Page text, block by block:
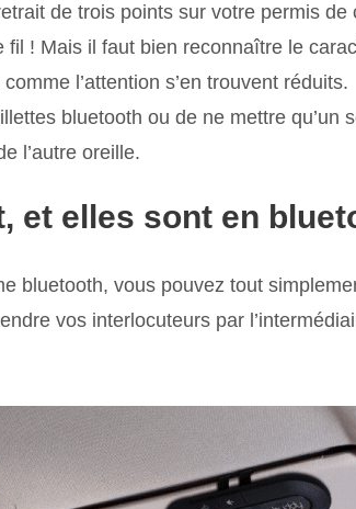
de trois points sur votre permis de
! Mais il faut bien reconnaître le
l’attention s’en trouvent réduits.
bluetooth ou de ne mettre qu’un
l’autre oreille.
et elles sont en
bluetooth, vous pouvez tout
vos interlocuteurs par